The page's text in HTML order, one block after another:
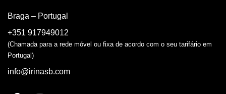
Braga – Portugal
+351 917949012
(Chamada para a rede móvel ou fixa de acordo com o seu tarifário em
Portugal)
info@irinasb.com